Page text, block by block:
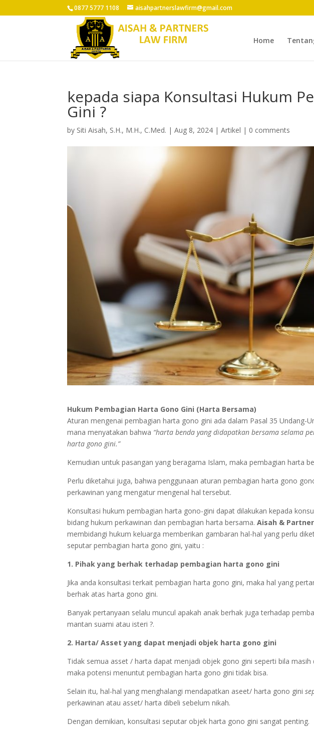
0877 5777 1108 aisahpartnerslawfirm@gmail.com
Home
kepada siapa Konsultasi Hukum
Gini ?
by Siti Aisah, S.H., M.H., C.Med. |Aug 8, 2024 |Artikel | 0 comments
Hukum Pembagian Harta Gono Gini (Harta Bersama)
Aturan mengenai pembagian harta gono gini ada dalam Pasal 35 Undang-
mana menyatakan bahwa “harta benda yang didapatkan bersama selama
harta gono gini.”
Kemudian untuk pasangan yang beragama Islam, maka pembagian harta
Perlu diketahui juga, bahwa penggunaan aturan pembagian harta gono
perkawinan yang mengatur mengenal hal tersebut.
Konsultasi hukum pembagian harta gono-gini dapat dilakukan kepada
bidang hukum perkawinan dan pembagian harta bersama.Aisah &
membidangi hukum keluarga memberikan gambaran hal-hal yang perlu
seputar pembagian harta gono gini, yaitu :
1. Pihak yang berhak terhadap pembagian harta gono gini
Jika anda konsultasi terkait pembagian harta gono gini, maka hal yang
berhak atas harta gono gini.
Banyak pertanyaan selalu muncul apakah anak berhak juga terhadap
mantan suami atau isteri ?.
2. Harta/ Asset yang dapat menjadi objek harta gono gini
Tidak semua asset / harta dapat menjadi objek gono gini seperti bila
maka potensi menuntut pembagian harta gono gini tidak bisa.
Selain itu, hal-hal yang menghalangi mendapatkan aseet/ harta gono gini
perkawinan atau asset/ harta dibeli sebelum nikah.
Dengan demikian, konsultasi seputar objek harta gono gini sangat penting.